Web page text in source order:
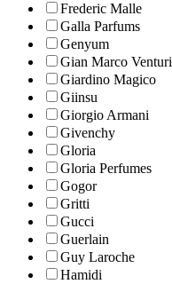
Frederic Malle
Galla Parfums
Genyum
Gian Marco Venturi
Giardino Magico
Giinsu
Giorgio Armani
Givenchy
Gloria
Gloria Perfumes
Gogor
Gritti
Gucci
Guerlain
Guy Laroche
Hamidi